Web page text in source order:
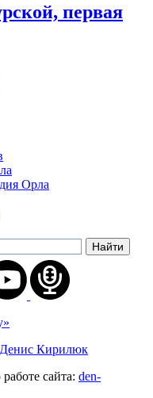
первая
Орла
Денис Кирилюк
сайта: den-